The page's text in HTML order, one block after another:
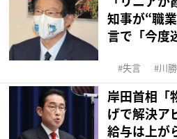
知事が“職
言で「今度
失言 川
岸田首相「
げで解決ア
給与は上が